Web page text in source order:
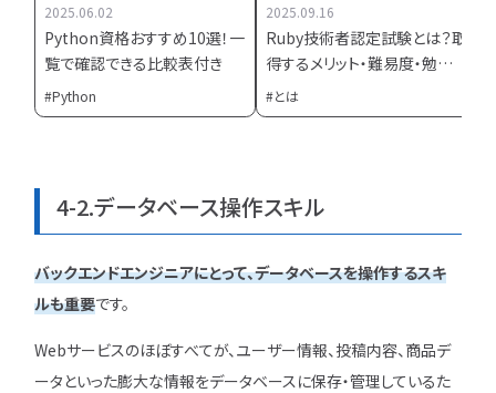
2025.06.02
Python資格おすすめ10選！一
覧で確認できる比較表付き
Python
2025.09.16
Ruby技術者認定試験とは？取
得するメリット・難易度・勉強
方法を網羅的に解説
とは
4-2.データベース操作スキル
バックエンドエンジニアにとって、データベースを操作するスキ
ルも重要です。
Webサービスのほぼすべてが、ユーザー情報、投稿内容、商品デ
ータといった膨大な情報をデータベースに保存・管理しているた